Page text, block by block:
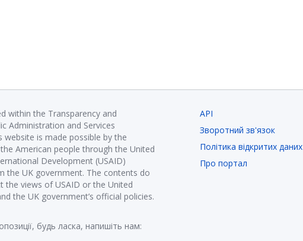
within the Transparency and
Administration and Services
website is made possible by the
American people through the United
Development (USAID)
the UK government. The contents do
the views of USAID or the United
the UK government’s official policies.
будь ласка, напишіть нам:
API
Зворотний зв'язок
Політика відкритих даних
Про портал